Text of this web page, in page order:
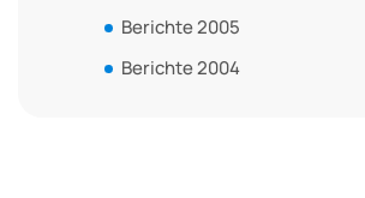
Berichte 2005
Berichte 2004